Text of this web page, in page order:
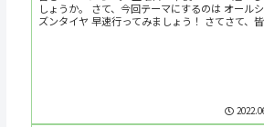
しょうか。 さて、今回テーマにするのは オール
ズンタイヤ 早速行ってみましょう！ さてさて、